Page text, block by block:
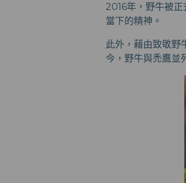
2016年，野牛被
當下的精神。
此外，藉由致敬野
今，野牛與禿鷹並